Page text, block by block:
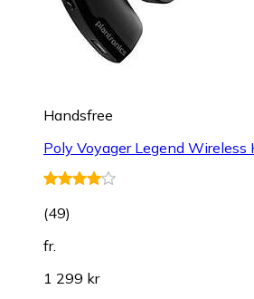
Handsfree
Poly Voyager Legend Wireless
(49)
fr.
1 299 kr